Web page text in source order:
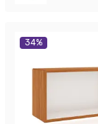
34%